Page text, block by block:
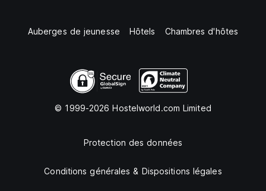
Auberges de jeunesse Hôtels Chambres d'hôtes
© 1999-2026 Hostelworld.com Limited
Protection des données
Conditions générales & Dispositions légales